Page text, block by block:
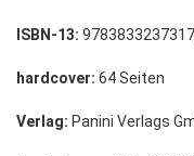
ISBN-13:
hardcover: 64 Seiten
Verlag: Panini Verlags